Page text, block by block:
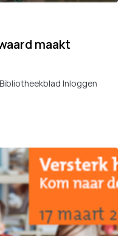
maakt
Inloggen